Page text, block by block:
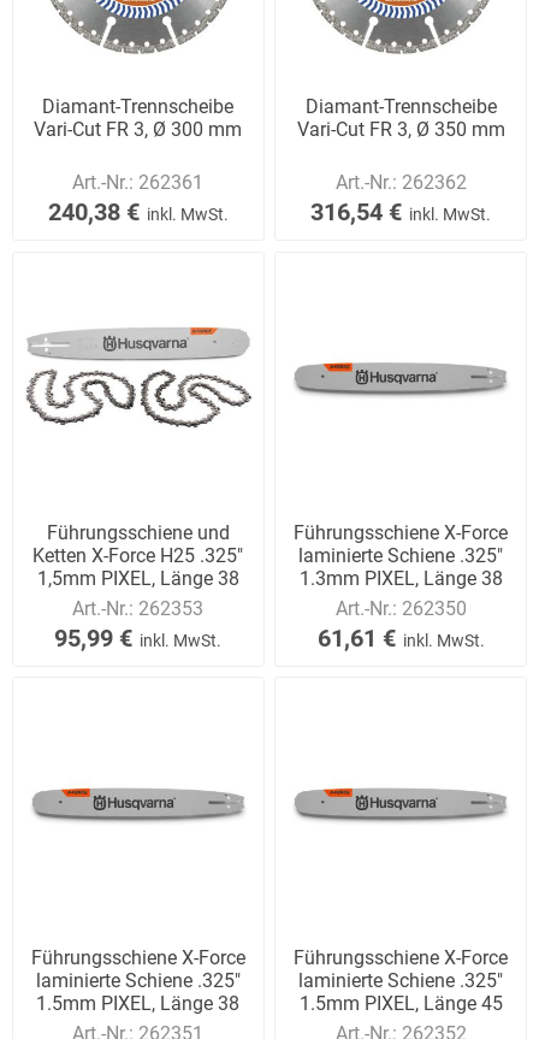
Diamant-Trennscheibe
Vari-Cut FR 3, Ø 300 mm
Art.-Nr.: 262361
240,38 € inkl. MwSt.
Diamant-Trennscheibe
Vari-Cut FR 3, Ø 350 mm
Art.-Nr.: 262362
316,54 € inkl. MwSt.
Führungsschiene und
Ketten X-Force H25 .325"
1,5mm PIXEL, Länge 38
cm
Art.-Nr.: 262353
95,99 € inkl. MwSt.
Führungsschiene X-Force
laminierte Schiene .325"
1.3mm PIXEL, Länge 38
cm
Art.-Nr.: 262350
61,61 € inkl. MwSt.
Führungsschiene X-Force
laminierte Schiene .325"
1.5mm PIXEL, Länge 38
cm
Art.-Nr.: 262351
Führungsschiene X-Force
laminierte Schiene .325"
1.5mm PIXEL, Länge 45
cm
Art.-Nr.: 262352